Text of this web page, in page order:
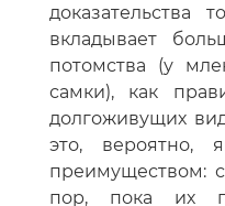
доказательства
вкладывает
потомства (у
самки), как
долгоживущих
это, вероятно,
преимуществом:
пор, пока их